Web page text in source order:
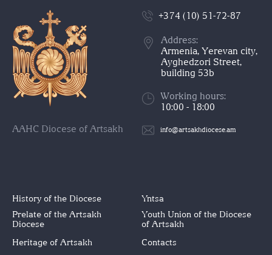
AAHC Diocese of Artsakh
History of the Diocese
Prelate of the Artsakh
Diocese
Heritage of Artsakh
Yntsa
Youth Union of the Diocese
of Artsakh
Contacts
+374 (10) 51-72-87
Address:
Armenia, Yerevan city,
Ayghedzori Street,
building 53b
Working hours:
10:00 - 18:00
info@artsakhdiocese.am